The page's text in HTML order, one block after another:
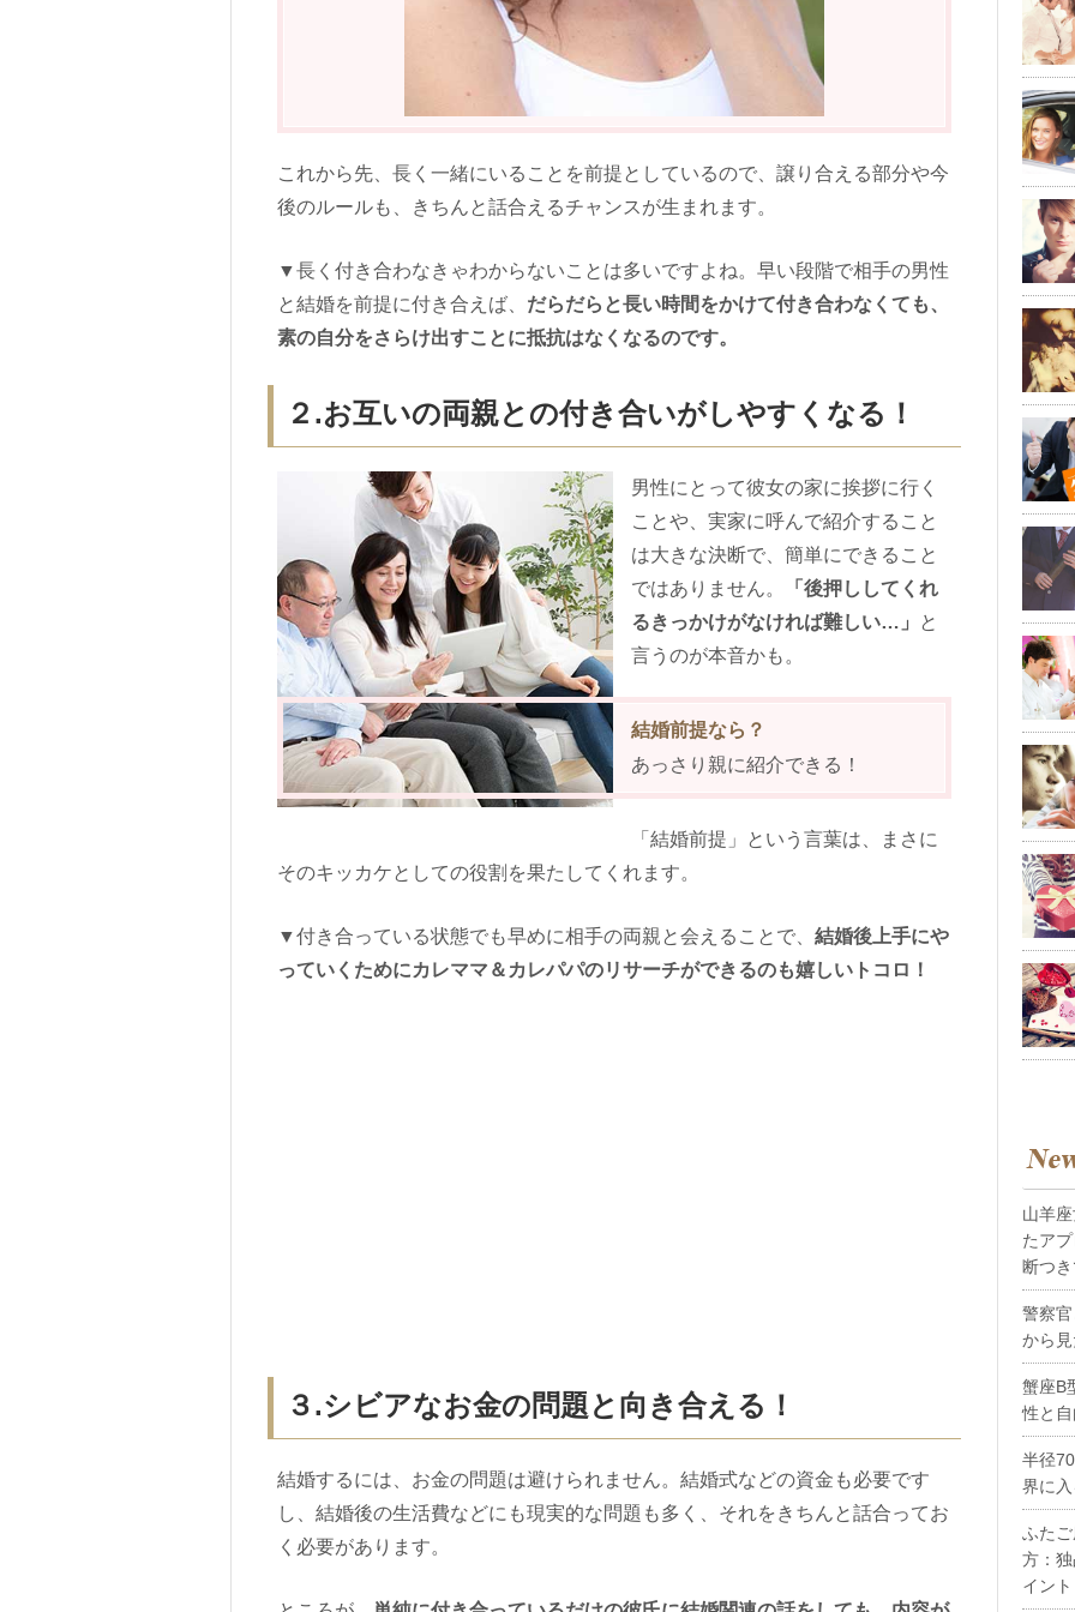
これから先、長く一緒にいることを前提としているので、譲り合える部分や今
後のルールも、きちんと話合えるチャンスが生まれます。
▼長く付き合わなきゃわからないことは多いですよね。早い段階で相手の男性
と結婚を前提に付き合えば、 だらだらと長い時間をかけて付き合わなくても、
素の自分をさらけ出すことに抵抗はなくなるのです。
２.お互いの両親との付き合いがしやすくなる！
男性にとって彼女の家に挨拶に行く
ことや、実家に呼んで紹介すること
は大きな決断で、簡単にできること
ではありません。
「後押ししてくれ
るきっかけがなければ難しい…」
と
言うのが本音かも。
結婚前提なら？
あっさり親に紹介できる！
「結婚前提」という言葉は、まさに
そのキッカケとしての役割を果たしてくれます。
▼付き合っている状態でも早めに相手の両親と会えることで、 結婚後上手にや
っていくためにカレママ＆カレパパのリサーチができるのも嬉しいトコロ！
３.シビアなお金の問題と向き合える！
結婚するには、お金の問題は避けられません。結婚式などの資金も必要です
し、結婚後の生活費などにも現実的な問題も多く、それをきちんと話合ってお
く必要があります。
山羊
たア
断つ
警察
から
蟹座B
性と
半径
界に
ふた
方：
イント